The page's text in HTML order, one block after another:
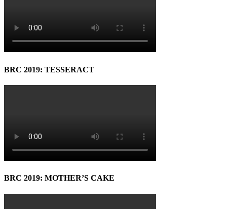
BRC 2019: TESSERACT
BRC 2019: MOTHER’S CAKE